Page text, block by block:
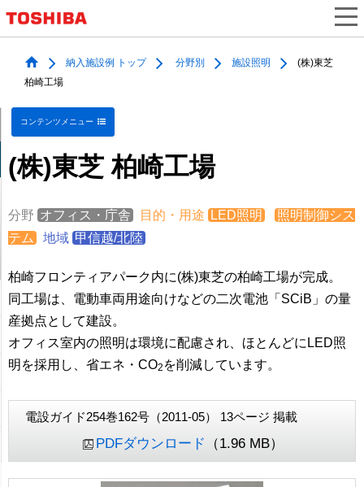
納入施設例 トップ 分野別 施設照明
(株)東芝
柏崎工場
コンテンツメニュー
(株)東芝 柏崎工場
分野 オフィス・庁舎 目的・用途 LED照明
照明制御シス
テム
地域 甲信越/北陸
柏崎フロンティアパーク内に(株)東芝の柏崎工場が完成。
同工場は、電動車両用途向けなどの二次電池「SCiB」の量
産拠点として建設。
オフィス室内の照明は環境に配慮され、ほとんどにLED照
明を採用し、省エネ・CO2 を削減しています。
電設ガイド254巻162号（2011-05） 13ページ 掲載
PDFダウンロード （1.96 MB）